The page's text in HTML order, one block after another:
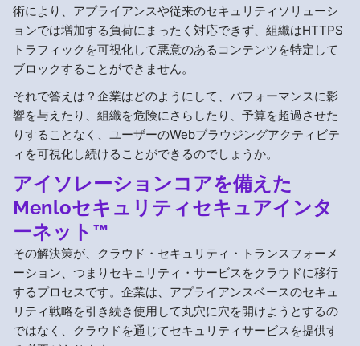
術により、アプライアンスや従来のセキュリティソリューシ
ョンでは増加する負荷にまったく対応できず、組織はHTTPS
トラフィックを可視化して悪意のあるコンテンツを特定して
ブロックすることができません。
それで答えは？企業はどのようにして、パフォーマンスに影
響を与えたり、組織を危険にさらしたり、予算を超過させた
りすることなく、ユーザーのWebブラウジングアクティビテ
ィを可視化し続けることができるのでしょうか。
アイソレーションコアを備えた
Menloセキュリティセキュアインタ
ーネット™
その解決策が、クラウド・セキュリティ・トランスフォーメ
ーション、つまりセキュリティ・サービスをクラウドに移行
するプロセスです。企業は、アプライアンスベースのセキュ
リティ戦略を引き続き使用して丸穴に穴を開けようとするの
ではなく、クラウドを通じてセキュリティサービスを提供す